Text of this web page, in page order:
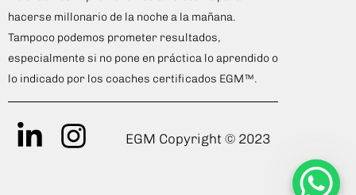
hacerse millonario de la noche a la mañana.
Tampoco podemos prometer resultados,
especialmente si no pone en práctica lo aprendido o
lo indicado por los coaches certificados EGM™.
EGM Copyright © 2023